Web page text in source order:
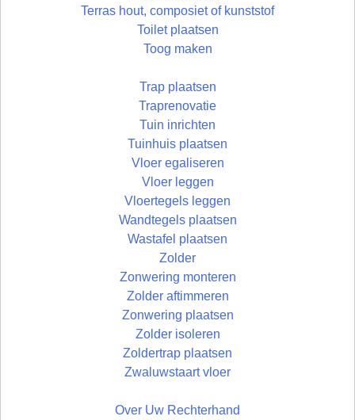
Terras hout, composiet of kunststof
Toilet plaatsen
Toog maken
Trap plaatsen
Traprenovatie
Tuin inrichten
Tuinhuis plaatsen
Vloer egaliseren
Vloer leggen
Vloertegels leggen
Wandtegels plaatsen
Wastafel plaatsen
Zolder
Zonwering monteren
Zolder aftimmeren
Zonwering plaatsen
Zolder isoleren
Zoldertrap plaatsen
Zwaluwstaart vloer
Over Uw Rechterhand